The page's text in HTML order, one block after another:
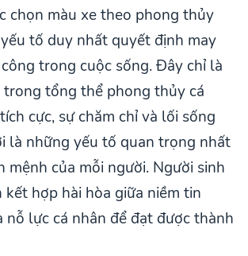
chọn màu xe theo phong thủy
tố duy nhất quyết định may
trong cuộc sống. Đây chỉ là
tổng thể phong thủy cá
cực, sự chăm chỉ và lối sống
là những yếu tố quan trọng nhất
mệnh của mỗi người. Người sinh
kết hợp hài hòa giữa niềm tin
nỗ lực cá nhân để đạt được thành